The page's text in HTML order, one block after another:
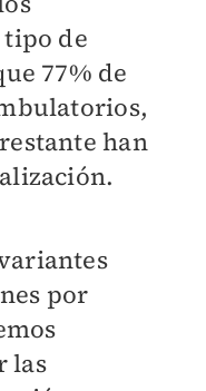
tipo de
77% de
han
por
las